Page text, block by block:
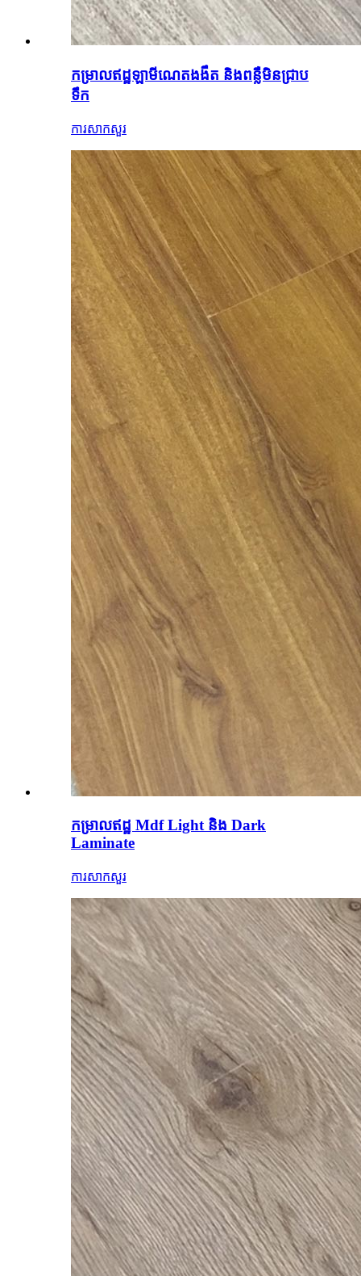
កម្រាលឥដ្ឋឡាមីណេតងងឹត និងពន្លឺមិនជ្រាប
ទឹក
ការសាកសួរ
កម្រាលឥដ្ឋ Mdf Light និង Dark
Laminate
ការសាកសួរ